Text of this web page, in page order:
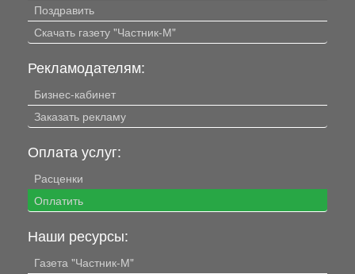
Поздравить
Скачать газету "Частник-М"
Рекламодателям:
Бизнес-кабинет
Заказать рекламу
Оплата услуг:
Расценки
Оплатить
Наши ресурсы:
Газета "Частник-М"